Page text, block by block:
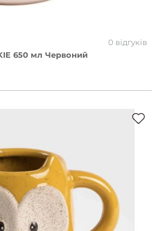
0 відгуків
650 мл Червоний